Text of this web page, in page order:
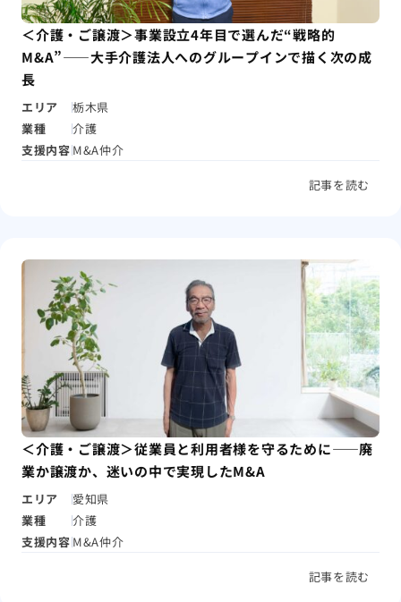
＜介護・ご譲渡＞事業設立4年目で選んだ“戦略的
M&A”――大手介護法人へのグループインで描く次の成
長
エリア
栃木県
業種
介護
支援内容 M&A仲介
記事を読む
＜介護・ご譲渡＞従業員と利用者様を守るために――廃
業か譲渡か、迷いの中で実現したM&A
エリア
愛知県
業種
介護
支援内容 M&A仲介
記事を読む